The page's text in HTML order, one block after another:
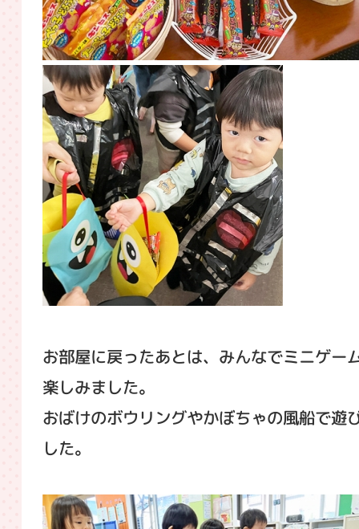
お部屋に戻ったあとは、みんなでミニゲー
楽しみました。
おばけのボウリングやかぼちゃの風船で遊
した。